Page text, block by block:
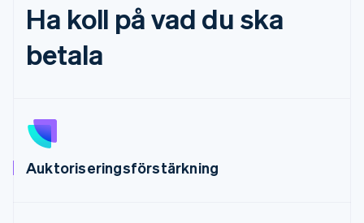
Ha koll på vad du ska
betala
Auktoriseringsförstärkning